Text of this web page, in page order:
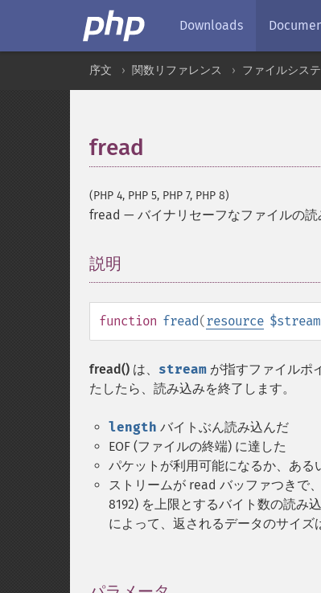
Downloads
序文 関数リファレンス ファイルシス
fread
(PHP 4, PHP 5, PHP 7, PHP 8)
fread — バイナリセーフなファイルの読
説明
function fread(resource $stream
fread() は、 stream が指すファイルポ
たしたら、読み込みを終了します。
length バイトぶん読み込んだ
EOF (ファイルの終端) に達した
パケットが利用可能になるか、ある
ストリームが read バッファつきで
8192) を上限とするバイト数の読み
によって、返されるデータのサイズ